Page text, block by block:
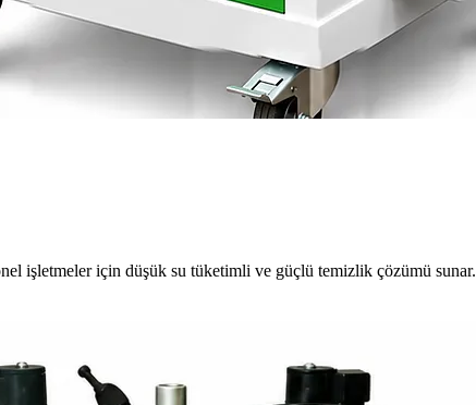
işletmeler için düşük su tüketimli ve güçlü temizlik çözümü sunar.